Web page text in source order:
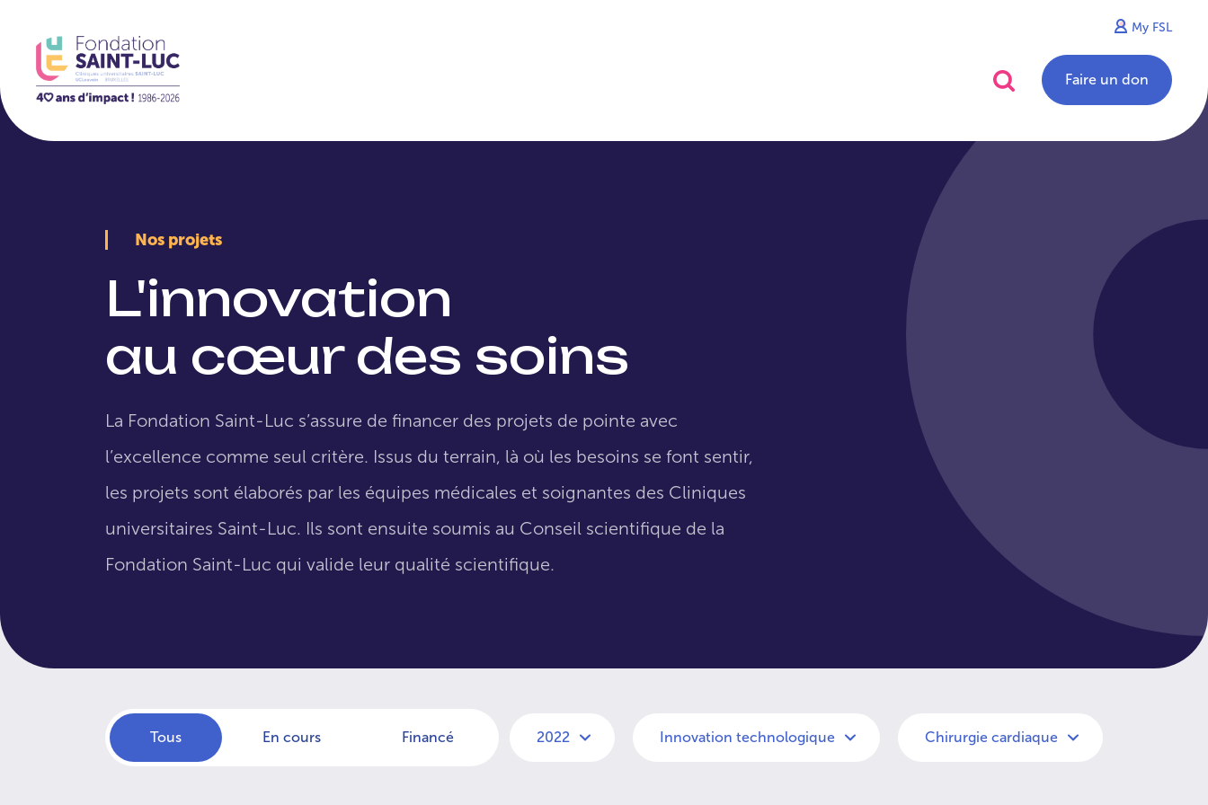
My FSL
Faire un don
Nos projets
L'innovation
au cœur des soins
La Fondation Saint-Luc s’assure de financer des projets de pointe avec
l’excellence comme seul critère. Issus du terrain, là où les besoins se font sentir,
les projets sont élaborés par les équipes médicales et soignantes des Cliniques
universitaires Saint-Luc. Ils sont ensuite soumis au Conseil scientifique de la
Fondation Saint-Luc qui valide leur qualité scientifique.
Tous En cours Financé 2022 Innovation technologique Chirurgie cardiaque